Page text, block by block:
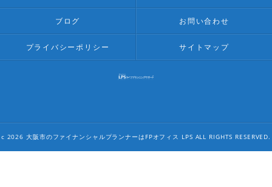
ブログ お問い合わせ
プライバシーポリシー サイトマップ
c 2026 大阪市のファイナンシャルプランナーはFPオフィス LPS ALL RIGHTS RESERVED.